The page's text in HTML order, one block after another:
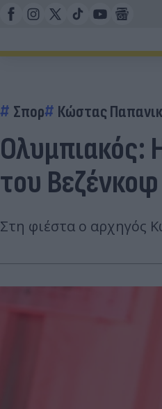
Σπορ Κώστας
Ολυμπιακός:
του Βεζένκοφ
Στη φιέστα ο αρχηγός